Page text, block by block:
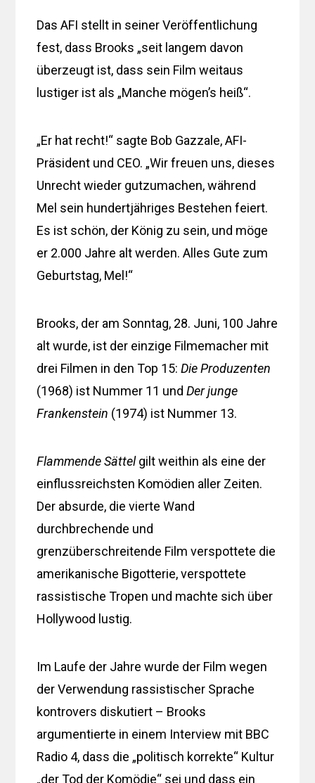
Das AFI stellt in seiner Veröffentlichung
fest, dass Brooks „seit langem davon
überzeugt ist, dass sein Film weitaus
lustiger ist als „Manche mögen’s heiß“.
„Er hat recht!“ sagte Bob Gazzale, AFI-
Präsident und CEO. „Wir freuen uns, dieses
Unrecht wieder gutzumachen, während
Mel sein hundertjähriges Bestehen feiert.
Es ist schön, der König zu sein, und möge
er 2.000 Jahre alt werden. Alles Gute zum
Geburtstag, Mel!“
Brooks, der am Sonntag, 28. Juni, 100 Jahre
alt wurde, ist der einzige Filmemacher mit
drei Filmen in den Top 15:Die Produzenten
(1968) ist Nummer 11 undDer junge
Frankenstein (1974) ist Nummer 13.
Flammende Sättelgilt weithin als eine der
einflussreichsten Komödien aller Zeiten.
Der absurde, die vierte Wand
durchbrechende und
grenzüberschreitende Film verspottete die
amerikanische Bigotterie, verspottete
rassistische Tropen und machte sich über
Hollywood lustig.
Im Laufe der Jahre wurde der Film wegen
der Verwendung rassistischer Sprache
kontrovers diskutiert – Brooks
argumentierte in einem Interview mit BBC
Radio 4, dass die „politisch korrekte“ Kultur
„der Tod der Komödie“ sei und dass ein